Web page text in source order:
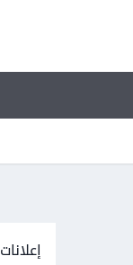
إعلانات